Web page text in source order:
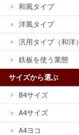
和風タイプ
洋風タイプ
汎用タイプ（和洋）
鉄板を使う業態
サイズから選ぶ
B4サイズ
A4サイズ
A4ヨコ